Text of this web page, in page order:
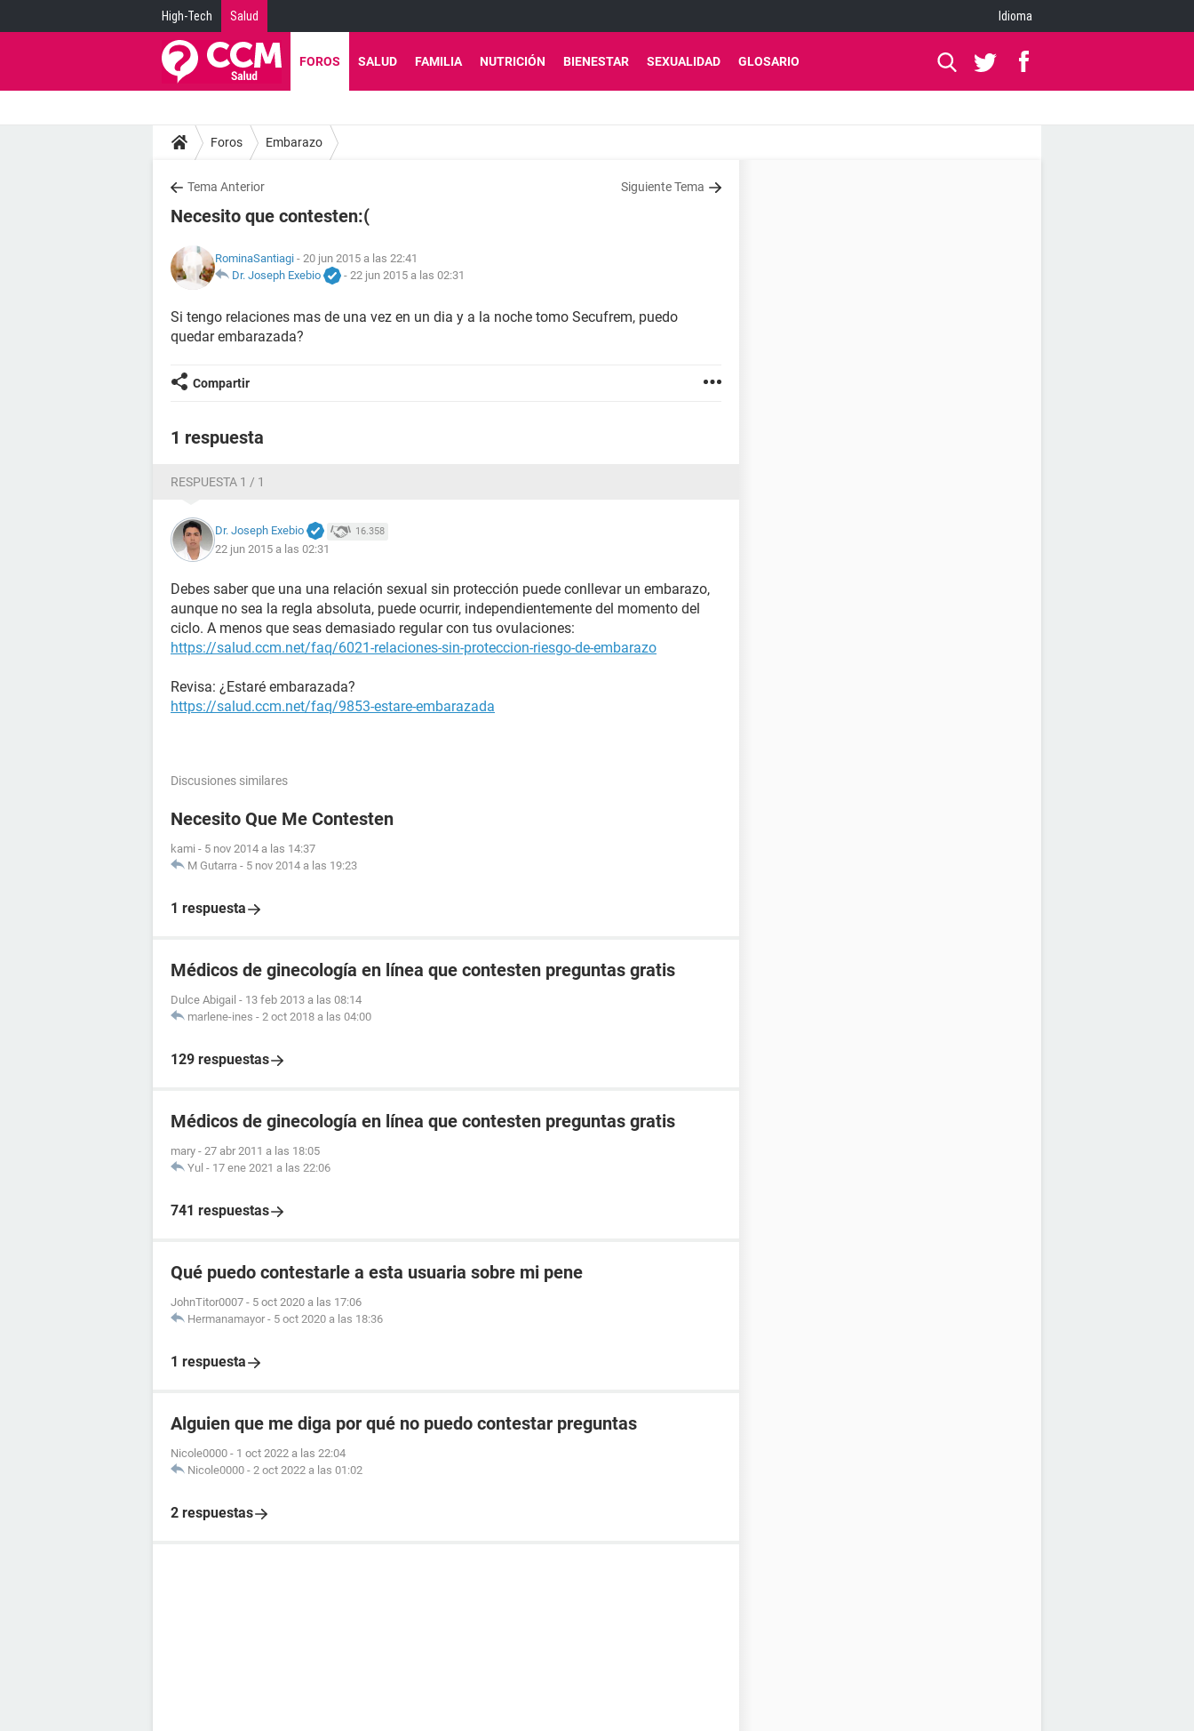
High-Tech Salud Idioma
FOROS SALUD FAMILIA NUTRICIÓN BIENESTAR SEXUALIDAD GLOSARIO
Foros Embarazo
Tema Anterior Siguiente Tema
Necesito que contesten:(
RominaSantiagi - 20 jun 2015 a las 22:41
Dr. Joseph Exebio
- 22 jun 2015 a las 02:31
Si tengo relaciones mas de una vez en un dia y a la noche tomo Secufrem, puedo
quedar embarazada?
Compartir
1 respuesta
RESPUESTA 1 / 1
Dr. Joseph Exebio 16.358
22 jun 2015 a las 02:31
Debes saber que una una relación sexual sin protección puede conllevar un embarazo,
aunque no sea la regla absoluta, puede ocurrir, independientemente del momento del
ciclo. A menos que seas demasiado regular con tus ovulaciones:
https://salud.ccm.net/faq/6021-relaciones-sin-proteccion-riesgo-de-embarazo
Revisa: ¿Estaré embarazada?
https://salud.ccm.net/faq/9853-estare-embarazada
Discusiones similares
Necesito Que Me Contesten
kami - 5 nov 2014 a las 14:37
M Gutarra - 5 nov 2014 a las 19:23
1 respuesta
Médicos de ginecología en línea que contesten preguntas gratis
Dulce Abigail - 13 feb 2013 a las 08:14
marlene-ines - 2 oct 2018 a las 04:00
129 respuestas
Médicos de ginecología en línea que contesten preguntas gratis
mary - 27 abr 2011 a las 18:05
Yul - 17 ene 2021 a las 22:06
741 respuestas
Qué puedo contestarle a esta usuaria sobre mi pene
JohnTitor0007 - 5 oct 2020 a las 17:06
Hermanamayor - 5 oct 2020 a las 18:36
1 respuesta
Alguien que me diga por qué no puedo contestar preguntas
Nicole0000 - 1 oct 2022 a las 22:04
Nicole0000 - 2 oct 2022 a las 01:02
2 respuestas